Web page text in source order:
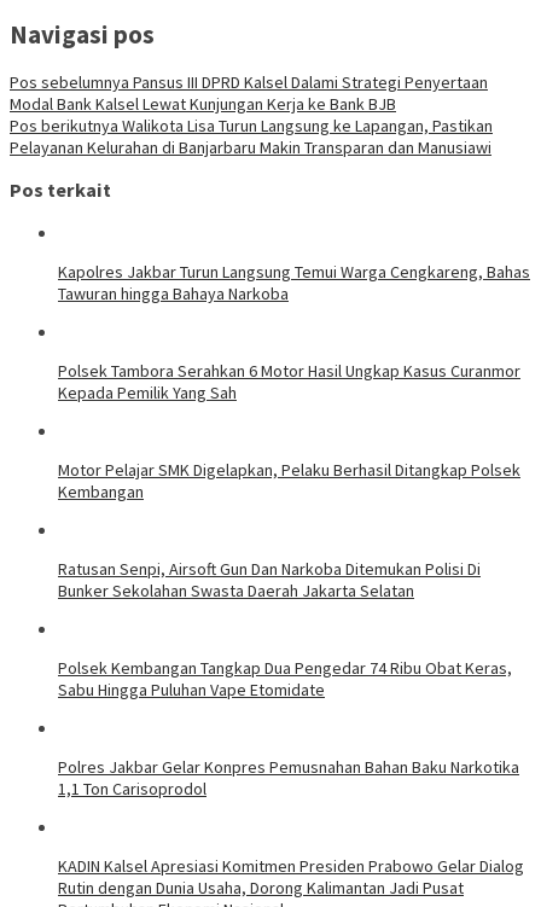
Navigasi pos
Pos sebelumnya Pansus III DPRD Kalsel Dalami Strategi Penyertaan
Modal Bank Kalsel Lewat Kunjungan Kerja ke Bank BJB
Pos berikutnya Walikota Lisa Turun Langsung ke Lapangan, Pastikan
Pelayanan Kelurahan di Banjarbaru Makin Transparan dan Manusiawi
Pos terkait
Kapolres Jakbar Turun Langsung Temui Warga Cengkareng, Bahas
Tawuran hingga Bahaya Narkoba
Polsek Tambora Serahkan 6 Motor Hasil Ungkap Kasus Curanmor
Kepada Pemilik Yang Sah
Motor Pelajar SMK Digelapkan, Pelaku Berhasil Ditangkap Polsek
Kembangan
Ratusan Senpi, Airsoft Gun Dan Narkoba Ditemukan Polisi Di
Bunker Sekolahan Swasta Daerah Jakarta Selatan
Polsek Kembangan Tangkap Dua Pengedar 74 Ribu Obat Keras,
Sabu Hingga Puluhan Vape Etomidate
Polres Jakbar Gelar Konpres Pemusnahan Bahan Baku Narkotika
1,1 Ton Carisoprodol
KADIN Kalsel Apresiasi Komitmen Presiden Prabowo Gelar Dialog
Rutin dengan Dunia Usaha, Dorong Kalimantan Jadi Pusat